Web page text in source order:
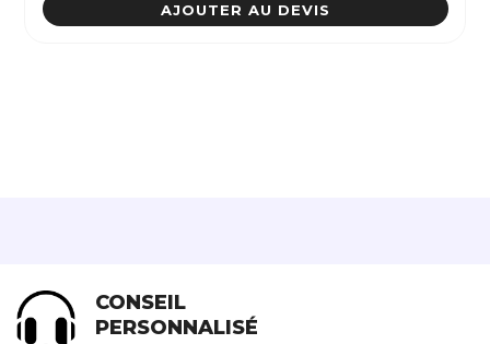
AJOUTER AU DEVIS
CONSEIL
PERSONNALISÉ